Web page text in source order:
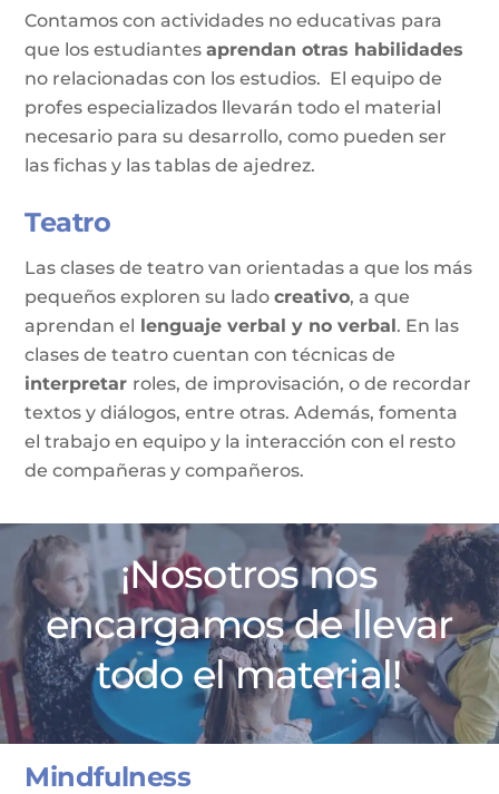
Contamos con actividades no educativas para
que los estudiantesaprendan otras habilidades
no relacionadas con los estudios. El equipo de
profes especializados llevarán todo el material
necesario para su desarrollo, como pueden ser
las fichas y las tablas de ajedrez.
Teatro
Las clases de teatro van orientadas a que los más
pequeños exploren su ladocreativo, a que
aprendan el lenguaje verbal y no verbal. En las
clases de teatro cuentan con técnicas de
interpretar roles, de improvisación, o de recordar
textos y diálogos, entre otras. Además, fomenta
el trabajo en equipo y la interacción con el resto
de compañeras y compañeros.
¡Nosotros nos
encargamos de llevar
todo el material!
Mindfulness